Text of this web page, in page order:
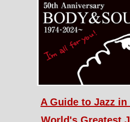
A Guide to Jazz in